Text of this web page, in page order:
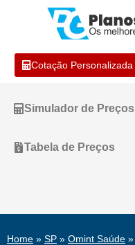
Cotação Personalizada
Simulador de Preços
Tabela de Preços
Home » SP » Omint Saúde »